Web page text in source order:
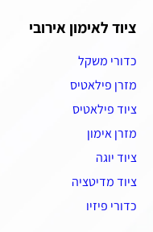
ציוד לאימון אירובי
כדורי משקל
מזרן פילאטיס
ציוד פילאטיס
מזרן אימון
ציוד יוגה
ציוד מדיטציה
כדורי פיזיו